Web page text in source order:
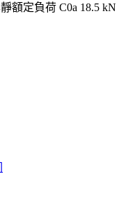
額定負荷 C0a 18.5 kN